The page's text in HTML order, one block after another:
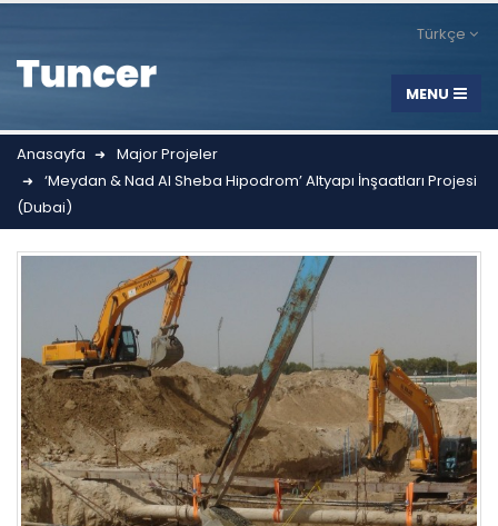
Türkçe
Anasayfa
Major Projeler
‘Meydan & Nad Al Sheba Hipodrom’ Altyapı İnşaatları Projesi
(Dubai)